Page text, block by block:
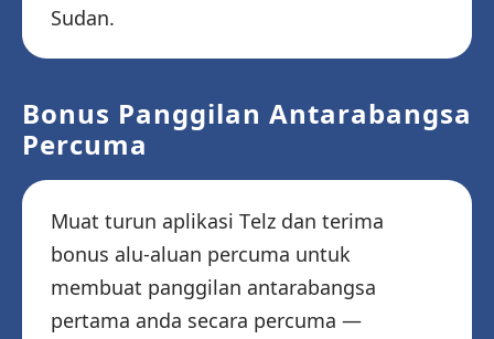
Sudan.
Bonus Panggilan Antarabangsa
Percuma
Muat turun aplikasi Telz dan terima
bonus alu-aluan percuma untuk
membuat panggilan antarabangsa
pertama anda secara percuma —